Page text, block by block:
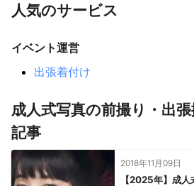
人気のサービス
イベント運営
出張着付け
成人式写真の前撮り・出
記事
2018年11月09日
【2025年】成人